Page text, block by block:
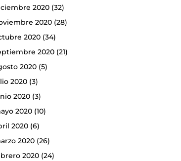
2020(32)
2020(28)
2020(34)
2020(21)
2020(5)
2020(3)
2020(3)
2020(10)
2020(6)
2020(26)
2020(24)